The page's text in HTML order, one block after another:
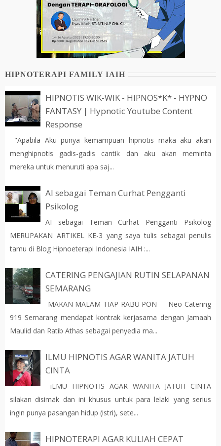
HIPNOTERAPI FAMILY IAIH
HIPNOTIS WIK-WIK - HIPNOS*K* - HYPNO
FANTASY | Hypnotic Youtube Content
Response
"Apabila Aku punya kemampuan hipnotis maka aku akan
menghipnotis gadis-gadis cantik dan aku akan meminta
mereka untuk menuruti apa saj...
AI sebagai Teman Curhat Pengganti
Psikolog
AI sebagai Teman Curhat Pengganti Psikolog
MERUPAKAN ARTIKEL KE-3 yang saya tulis sebagai penulis
tamu di Blog Hipnoeterapi Indonesia IAIH :...
CATERING PENGAJIAN RUTIN SELAPANAN
SEMARANG
MAKAN MALAM TIAP RABU PON Neo Catering
919 Semarang mendapat kontrak kerjasama dengan Jamaah
Maulid dan Ratib Athas sebagai penyedia ma...
ILMU HIPNOTIS AGAR WANITA JATUH
CINTA
iLMU HIPNOTIS AGAR WANITA JATUH CINTA
silakan disimak dan ini khusus untuk para lelaki yang serius
ingin punya pasangan hidup (istri), sete...
HIPNOTERAPI AGAR KULIAH CEPAT